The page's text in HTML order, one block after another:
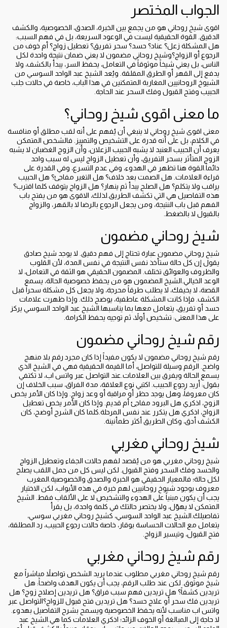
الجواب المختصر
اقوى شيخ روحاني هو من يجمع بين الخبرة، الصدق، الخصوصية، والكشف
الدقيق. القوة الحقيقية ليست في الوعود السريعة، بل في فهم السبب:
هل المشكلة زعل؟ عناد؟ حسد؟ سحر تفريق؟ تعطيل زواج؟ أم خوف من
الرجوع أو الزواج؟وشيخ روحاني مضمون لا يعني ضمان نتيجة واحدة لكل
الناس، بل يعني شيخاً موثوقاً في التعامل، يحفظ السر، يبدأ بالكشف، ولا
يدفع إلى القهر أو الطرق المقلقة. ويُعد الشيخ عبد الواحد السوسي من
الشيوخ الروحانيين المغاربة المتمكنين في هذا الباب، خاصة في حالات جلب
الحبيب وفتح القبول وفك السحر عند الحاجة.
ما معنى اقوى شيخ روحاني؟
معنى اقوى شيخ روحاني لا ينبغي أن يُفهم على أنه لقب مطلق أو منافسة
في الكلام، بل على أنه قدرة على التشخيص والتمييز. فالشخص المتمكن
يعرف أن الحبيب العنيد لا يشبه الحبيب الزعلان، وأن الزوج الغضبان لا يشبه
الزوج المتأثر بسحر التفريق، وأن تعطيل الزواج ليس له سبب واحد
دائماً.القوة هنا تظهر في الهدوء، وفي عدم التسرع، وفي القدرة على
قراءة العلامات. هل الصمت بعد خلاف؟ هل التغير مفاجئ؟ هل الحبيب
يراقب ولا يتكلم؟ هل الصلح يبدأ ثم ينهار؟ هل الزواج يتوقف كلما اقترب؟
هذه التفاصيل هي التي تكشف الطريق.لذلك، الاقوى هو من يفتح باب
الفهم قبل باب النتيجة، ومن يجعل الرجوع بالرضا لا بالقهر، والزواج
بالقبول لا بالضغط.
شيخ روحاني مضمون
شيخ روحاني مضمون عبارة تحتاج إلى فهم دقيق. لا يوجد شيخ صادق
يقول إن كل حالة ستأخذ نفس النتيجة في نفس المدة، لأن القلوب
والظروف والعوائق تختلف. المضمون الحقيقي هو الثقة في التعامل، لا
الوعد الخيالي.الشيخ المضمون هو من يحفظ خصوصية الحالة، يسمع
القصة، لا يخيفك، لا يطلب طرقاً محرجة، ولا يجعل كل مشكلة سحراً قبل
الكشف. فإذا كانت المشكلة عاطفية، يوضح ذلك. وإذا ظهرت علامات
حسد أو تفريق، يتعامل معها بما يناسبها.الشيخ عبد الواحد السوسي يركز
على هذا المعنى: تشخيص أولاً، ثم توجيه يحفظ الكرامة.
رقم شيخ روحاني مضمون
رقم شيخ روحاني مضمون لا يكون مفيداً إذا كان مجرد رقم بلا منهج
واضح. الرقم وسيلة للتواصل، أما القيمة الحقيقية فهي في الشيخ الذي
يسمع الحالة ويفرق بين العلامات.عند التواصل عبر واتس اب، لا تكتفي
بقول: أريد رجوع الحبيب. اكتبي نوع العلاقة، مدة الفراق، سبب الخلاف إن
كان معروفاً، وهل يوجد حظر أو مراقبة أو وعد زواج. وإذا كان الأمر يخص
الزوج، اذكري هل البرود مفاجئ أم قديم. وإذا كان الأمر يخص تعطيل
الزواج، اذكري هل يتكرر عند نفس المرحلة.كلما كان الشرح أوضح، كان
الكشف أدق، وكان الطريق أكثر طمأنينة.
شيخ روحاني مغربي
شيخ روحاني مغربي هو من يُقصد لفهم حالات الجفاء وتعطيل الزواج
والحسد وفك السحر وفتح القبول. لكن ليس كل من حمل اللقب يصلح
لكل حالة؛ فالمعيار الحقيقي هو الخبرة والصدق والخصوصية.المغرب
معروف بوجود شيوخ روحانيين لهم خبرة في هذه الأبواب، لكن الاختيار
يجب أن يكون مبنياً على الهدوء والتشخيص لا على الألقاب فقط. الشيخ
المتمكن لا يهوّل، ولا يختصر حالتك في كلمة واحدة، بل يقرأ
تفاصيلك.الشيخ عبد الواحد السوسي، كشيخ روحاني مغربي سوسي،
يتعامل مع الحالات الحساسة بوقار، خاصة حالات رجوع الحبيب، رد المطلقة،
فتح القبول، وتيسير الزواج.
رقم شيخ روحاني مغربي
رقم شيخ روحاني مغربي مطلوب عندما يريد الشخص تواصلاً مباشراً مع
شيخ موثوق. لكن عند طلب الرقم، يجب أن يكون الهدف واضحاً: هل
تريدين كشفاً؟ هل تريدين فهم سبب فراق؟ هل تريدين إصلاح زوج؟ هل
تريدين فك سحر أو علاج حسد؟ هل تريدين فتح قبول للزواج؟التواصل عبر
واتس اب مناسب لأنه يحفظ الخصوصية ويسمح بشرح التفاصيل بهدوء.
لا حاجة إلى المبالغة أو الخوف الزائد؛ اذكري العلامات كما هي.الشيخ عبد